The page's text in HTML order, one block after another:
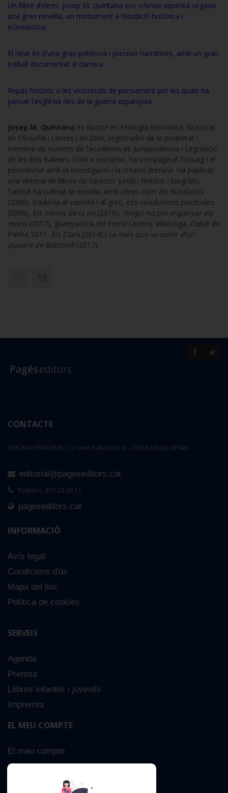
Un llibre d’idees. Josep M. Quintana ens ofereix aquesta vegada
una gran novel·la, un monument a l’erudició històrica i
eclesiàstica.
El relat és d'una gran potència i precisió narratives, amb un gran
treball documental al darrera.
Repàs històric a les vicissituds de pensament per les quals ha
passat l'església des de la guerra espanyola.
Josep M. Quintana és doctor en Filologia Romànica, llicenciat
en Filosofia i Lletres i en Dret, registrador de la propietat i
membre de número de l’Acadèmia de Jurisprudència i Legislació
de les Illes Balears. Com a escriptor, ha compaginat l’assaig i el
periodisme amb la investigació i la creació literària. Ha publicat
una vintena de llibres de caràcter jurídic, històric i biogràfic.
També ha cultivat la novel·la, amb obres com Els Nikolaidis
(2006), traduïda al castellà i al grec, Les revolucions perdudes
(2008), Els herois de la nit (2010), Ningú no pot enganyar els
morts (2012), guanyadora del Premi Llorenç Villalonga, Ciutat de
Palma 2011, Els Clark(2014) i La noia que va sortir d’un
quadre de Botticelli(2017).
CONTACTE
OFICINA PRINCIPAL : c/ Sant Salvador, 8 - 25005 Lleida SPAIN
editorial@pageseditors.cat
Telèfon: 973 23 66 11
pageseditors.cat
INFORMACIÓ
Avís legal
Condicions d'ús
Mapa del lloc
Política de cookies
SERVEIS
Agenda
Premsa
Llibres infantils i juvenils
Impremta
EL MEU COMPTE
El meu compte
Sobre nosaltres
Cerca Avançada